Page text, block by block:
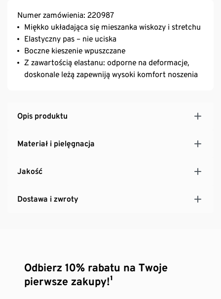
Numer zamówienia: 220987
Miękko układająca się mieszanka wiskozy i stretchu
Elastyczny pas – nie uciska
Boczne kieszenie wpuszczane
Z zawartością elastanu: odporne na deformacje,
doskonale leżą zapewniją wysoki komfort noszenia
Opis produktu
Materiał i pielęgnacja
Jakość
Dostawa i zwroty
Odbierz 10% rabatu na Twoje
pierwsze zakupy!¹